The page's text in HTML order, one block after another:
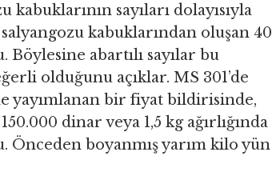
kabuklarının sayıları dolayısıyla
kabuklarından oluşan 40
abartılı sayılar bu
olduğunu açıklar. MS 301’de
yayımlanan bir fiyat bildirisinde,
dinar veya 1,5 kg ağırlığında
Önceden boyanmış yarım kilo yün